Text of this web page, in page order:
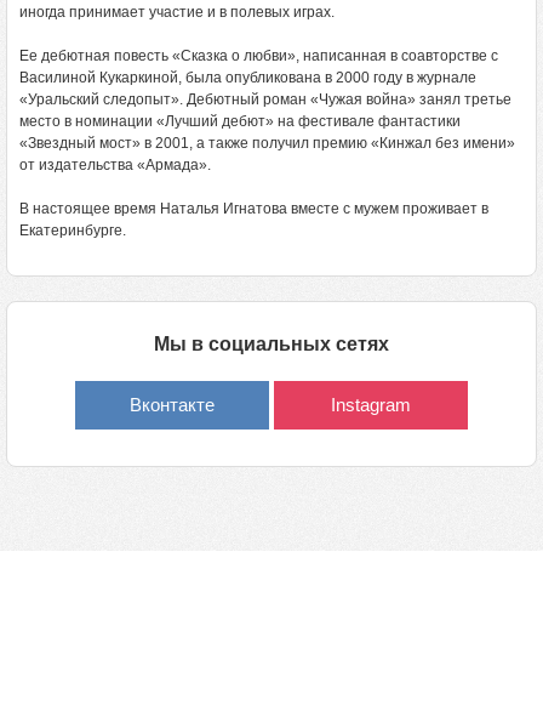
иногда принимает участие и в полевых играх.
Ее дебютная повесть «Сказка о любви», написанная в соавторстве с
Василиной Кукаркиной, была опубликована в 2000 году в журнале
«Уральский следопыт». Дебютный роман «Чужая война» занял третье
место в номинации «Лучший дебют» на фестивале фантастики
«Звездный мост» в 2001, а также получил премию «Кинжал без имени»
от издательства «Армада».
В настоящее время Наталья Игнатова вместе с мужем проживает в
Екатеринбурге.
Мы в социальных сетях
Вконтакте Instagram